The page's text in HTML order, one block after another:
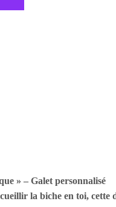
» – Galet personnalisé
la biche en toi,